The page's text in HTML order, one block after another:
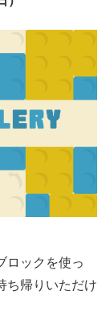
ロックを使っ
ち帰りいただけ